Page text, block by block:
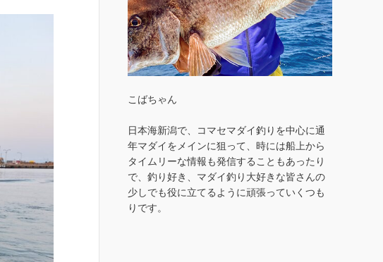
こばちゃん
日本海新潟で、コマセマダイ釣りを中心に通
年マダイをメインに狙って、時には船上から
タイムリーな情報も発信することもあったり
で、釣り好き、マダイ釣り大好きな皆さんの
少しでも役に立てるように頑張っていくつも
りです。